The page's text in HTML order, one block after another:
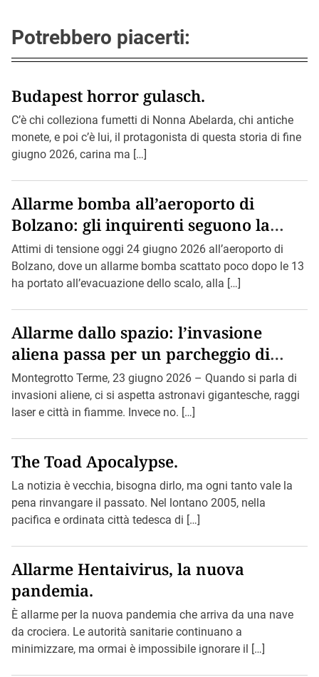
Potrebbero piacerti:
Budapest horror gulasch.
C’è chi colleziona fumetti di Nonna Abelarda, chi antiche
monete, e poi c’è lui, il protagonista di questa storia di fine
giugno 2026, carina ma […]
Allarme bomba all’aeroporto di
Bolzano: gli inquirenti seguono la
pista di Bin Loden.
Attimi di tensione oggi 24 giugno 2026 all’aeroporto di
Bolzano, dove un allarme bomba scattato poco dopo le 13
ha portato all’evacuazione dello scalo, alla […]
Allarme dallo spazio: l’invasione
aliena passa per un parcheggio di
Montegrotto.
Montegrotto Terme, 23 giugno 2026 – Quando si parla di
invasioni aliene, ci si aspetta astronavi gigantesche, raggi
laser e città in fiamme. Invece no. […]
The Toad Apocalypse.
La notizia è vecchia, bisogna dirlo, ma ogni tanto vale la
pena rinvangare il passato. Nel lontano 2005, nella
pacifica e ordinata città tedesca di […]
Allarme Hentaivirus, la nuova
pandemia.
È allarme per la nuova pandemia che arriva da una nave
da crociera. Le autorità sanitarie continuano a
minimizzare, ma ormai è impossibile ignorare il […]